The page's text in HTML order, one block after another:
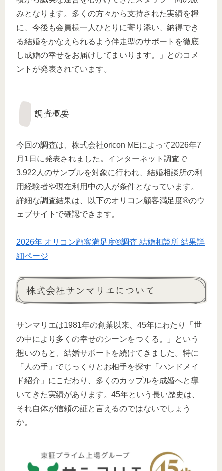
みとなります。多くの方々から支持された実績を糧
に、今後も会員様一人ひとりに寄り添い、納得でき
る結婚をかなえられるよう伴走型のサポートを徹底
し成婚の幸せをお届けしてまいります。」とのコメ
ントが発表されています。
調査概要
今回の調査は、株式会社oricon MEによって2026年7
月1日に発表されました。インターネット調査で
3,922人のサンプルを対象に行われ、結婚相談所の利
用経験者や現在利用中の人が条件となっています。
詳細な調査結果は、以下のオリコン顧客満足度®のウ
ェブサイトで確認できます。
2026年 オリコン顧客満足度®調査 結婚相談所 結果詳
細ページ
株式会社サンマリエについて
サンマリエは1981年の創業以来、45年にわたり「世
の中により多くの幸せのシーンをつくる。」という
想いのもと、結婚サポートを続けてきました。特に
「人の手」でじっくりとお相手を探す「ハンドメイ
ド紹介」にこだわり、多くのカップルを成婚へと導
いてきた実績があります。45年という長い歴史は、
それ自体が信頼の証と言えるのではないでしょう
か。